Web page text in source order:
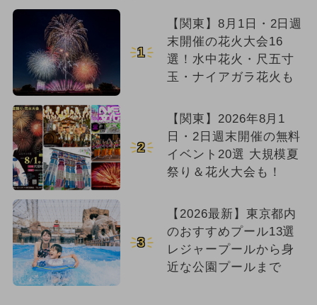
1
【関東】8月1日・2日週
末開催の花火大会16
選！水中花火・尺五寸
玉・ナイアガラ花火も
2
【関東】2026年8月1
日・2日週末開催の無料
イベント20選 大規模夏
祭り＆花火大会も！
3
【2026最新】東京都内
のおすすめプール13選
レジャープールから身
近な公園プールまで